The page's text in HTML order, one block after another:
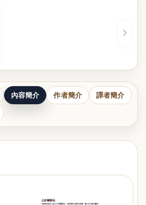
›
內容簡介 作者簡介 譯者簡介